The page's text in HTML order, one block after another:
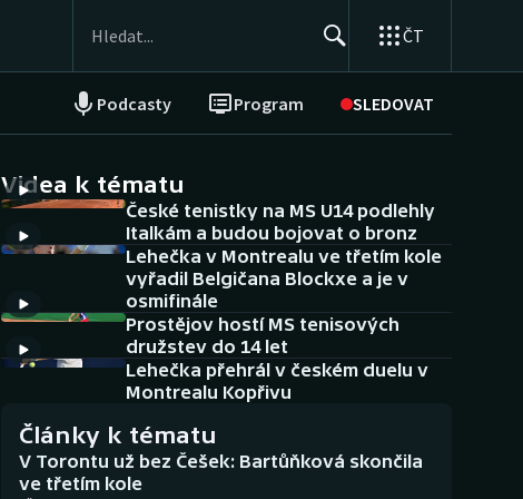
ČT
Podcasty Program SLEDOVAT
NEPŘEHLÉDNĚTE
Historické návraty
Aplikace ČT sport
AZ kvíz
Videa k tématu
České tenistky na MS U14 podlehly
Italkám a budou bojovat o bronz
Lehečka v Montrealu ve třetím kole
vyřadil Belgičana Blockxe a je v
osmifinále
Prostějov hostí MS tenisových
družstev do 14 let
Lehečka přehrál v českém duelu v
Montrealu Kopřivu
Články k tématu
V Torontu už bez Češek: Bartůňková skončila
ve třetím kole